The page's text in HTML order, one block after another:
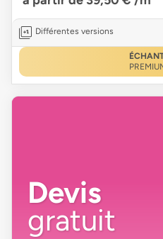
Différentes versions
Devis
gratuit